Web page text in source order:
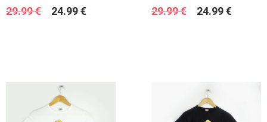
29.99€ 24.99€ 29.99€ 24.99€